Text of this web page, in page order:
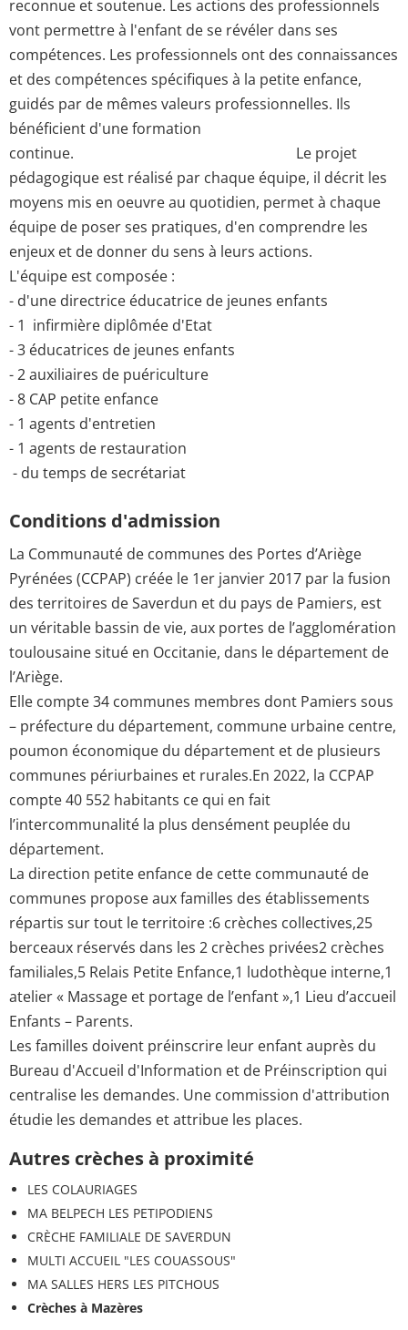
reconnue et soutenue. Les actions des professionnels
vont permettre à l'enfant de se révéler dans ses
compétences. Les professionnels ont des connaissances
et des compétences spécifiques à la petite enfance,
guidés par de mêmes valeurs professionnelles. Ils
bénéficient d'une formation
continue. Le projet
pédagogique est réalisé par chaque équipe, il décrit les
moyens mis en oeuvre au quotidien, permet à chaque
équipe de poser ses pratiques, d'en comprendre les
enjeux et de donner du sens à leurs actions.
L'équipe est composée :
- d'une directrice éducatrice de jeunes enfants
- 1 infirmière diplômée d'Etat
- 3 éducatrices de jeunes enfants
- 2 auxiliaires de puériculture
- 8 CAP petite enfance
- 1 agents d'entretien
- 1 agents de restauration
- du temps de secrétariat
Conditions d'admission
La Communauté de communes des Portes d’Ariège
Pyrénées (CCPAP) créée le 1er janvier 2017 par la fusion
des territoires de Saverdun et du pays de Pamiers, est
un véritable bassin de vie, aux portes de l’agglomération
toulousaine situé en Occitanie, dans le département de
l’Ariège.
Elle compte 34 communes membres dont Pamiers sous
– préfecture du département, commune urbaine centre,
poumon économique du département et de plusieurs
communes périurbaines et rurales.En 2022, la CCPAP
compte 40 552 habitants ce qui en fait
l’intercommunalité la plus densément peuplée du
département.
La direction petite enfance de cette communauté de
communes propose aux familles des établissements
répartis sur tout le territoire :6 crèches collectives,25
berceaux réservés dans les 2 crèches privées2 crèches
familiales,5 Relais Petite Enfance,1 ludothèque interne,1
atelier « Massage et portage de l’enfant »,1 Lieu d’accueil
Enfants – Parents.
Les familles doivent préinscrire leur enfant auprès du
Bureau d'Accueil d'Information et de Préinscription qui
centralise les demandes. Une commission d'attribution
étudie les demandes et attribue les places.
Autres crèches à proximité
LES COLAURIAGES
MA BELPECH LES PETIPODIENS
CRÈCHE FAMILIALE DE SAVERDUN
MULTI ACCUEIL "LES COUASSOUS"
MA SALLES HERS LES PITCHOUS
Crèches à Mazères